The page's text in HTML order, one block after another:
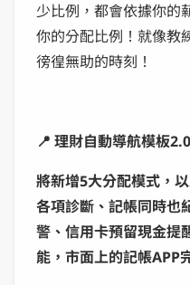
少比例，都會依據你的
你的分配比例！就像教
徬徨無助的時刻！
📍 理財自動導航模板
將新增5大分配模式，
各項診斷、記帳同時也
警、信用卡預留現金提
能，市面上的記帳APP